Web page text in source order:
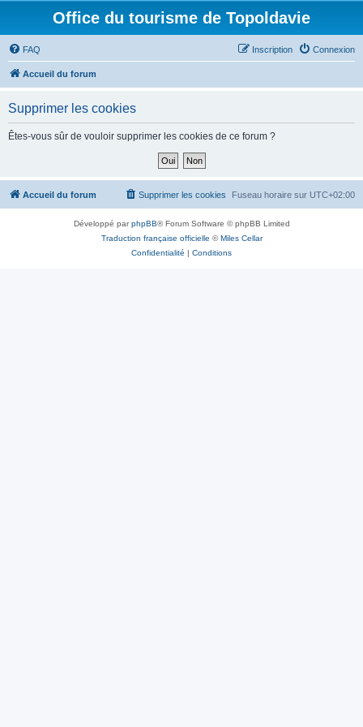
Office du tourisme de Topoldavie
FAQ Connexion
Inscription
Accueil du forum
Supprimer les cookies
Êtes-vous sûr de vouloir supprimer les cookies de ce forum ?
Accueil du forum Fuseau horaire sur UTC+02:00
Supprimer les cookies
Développé parphpBB® Forum Software © phpBB Limited
Traduction française officielle ©Miles Cellar
Confidentialité | Conditions